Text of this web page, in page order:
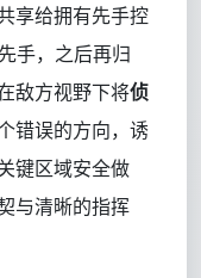
享给拥有先手控
手，之后再归
敌方视野下将侦
错误的方向，诱
键区域安全做
与清晰的指挥